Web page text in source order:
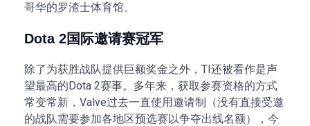
哥华的罗渣士体育馆。
Dota 2国际邀请赛冠军
除了为获胜战队提供巨额奖金之外，TI还被看作是声
望最高的Dota 2赛事。多年来，获取参赛资格的方式
常变常新，Valve过去一直使用邀请制（没有直接受邀
的战队需要参加各地区预选赛以争夺出线名额），今